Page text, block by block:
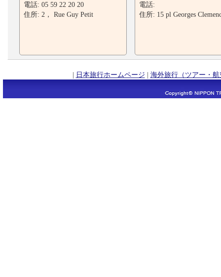
電話: 05 59 22 20 20
住所: 2， Rue Guy Petit
電話:
住所: 15 pl Georges
| 日本旅行ホームページ | 海外旅行（ツアー・航